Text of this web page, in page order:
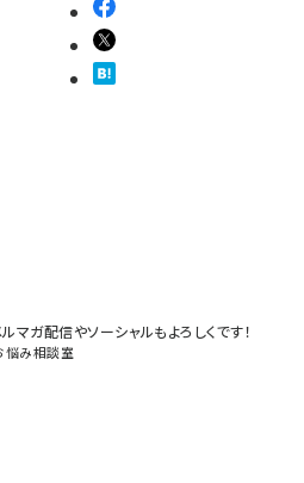
ガ配信やソーシャルもよろしくです！
悩み相談室